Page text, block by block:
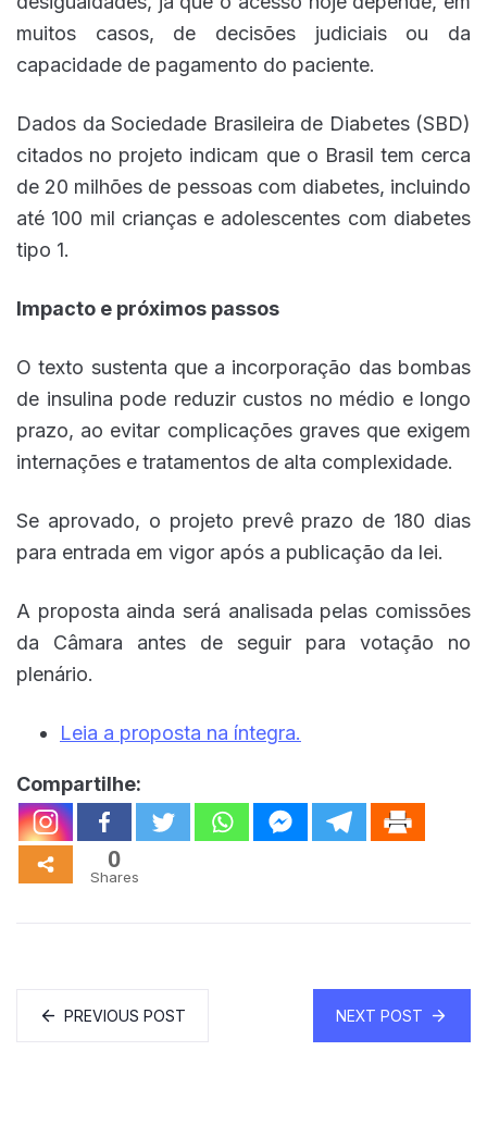
muitos casos, de decisões judiciais ou da
capacidade de pagamento do paciente.
Dados da Sociedade Brasileira de Diabetes (SBD)
citados no projeto indicam que o Brasil tem cerca
de 20 milhões de pessoas com diabetes, incluindo
até 100 mil crianças e adolescentes com diabetes
tipo 1.
Impacto e próximos passos
O texto sustenta que a incorporação das bombas
de insulina pode reduzir custos no médio e longo
prazo, ao evitar complicações graves que exigem
internações e tratamentos de alta complexidade.
Se aprovado, o projeto prevê prazo de 180 dias
para entrada em vigor após a publicação da lei.
A proposta ainda será analisada pelas comissões
da Câmara antes de seguir para votação no
plenário.
Leia a proposta na íntegra.
Compartilhe:
0
Shares
PREVIOUS POST NEXT POST